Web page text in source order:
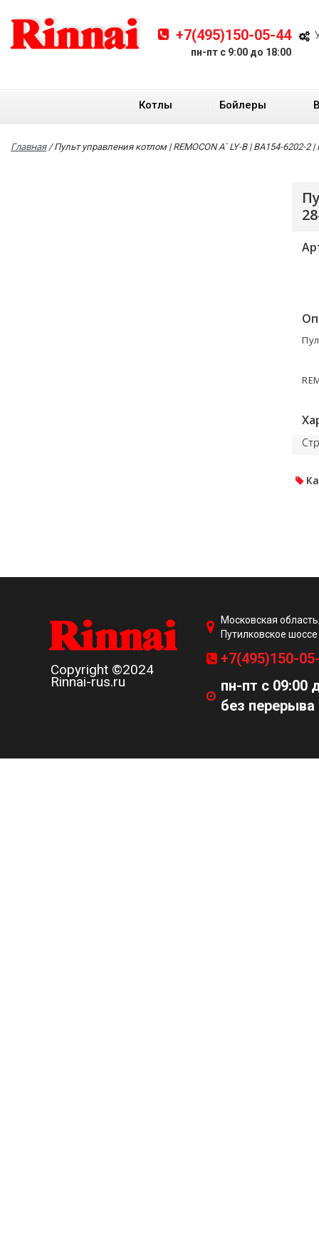
+7(495)150-05-44
пн-пт с 9:00 до 18:00
Котлы Бойлеры
Главная / Пульт управления котлом | REMOCON A` LY-B | BA154-6202-2 |
Copyright ©2024
Rinnai-rus.ru
Московская
Путилковское
+7(495)150-
пн-пт с 09:00
без перерыва